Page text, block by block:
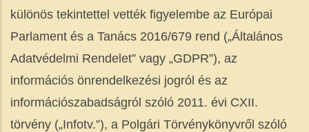
különös tekintettel vették figyelembe az Európai
Parlament és a Tanács 2016/679 rend („Általános
Adatvédelmi Rendelet” vagy „GDPR”), az
információs önrendelkezési jogról és az
információszabadságról szóló 2011. évi CXII.
törvény („Infotv.”), a Polgári Törvénykönyvről szóló